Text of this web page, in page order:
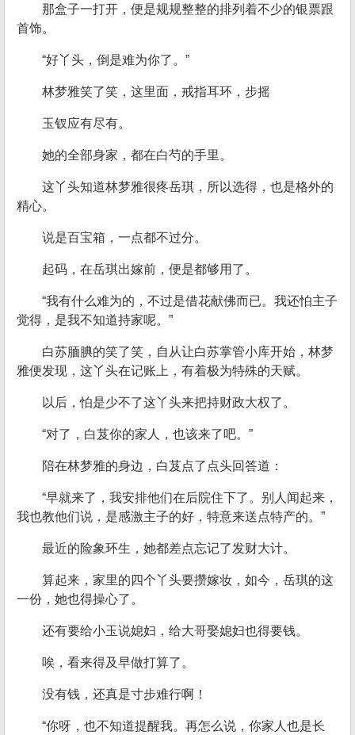
那盒子一打开，便是规规整整的排列着不少的银票跟
首饰。
“好丫头，倒是难为你了。”
林梦雅笑了笑，这里面，戒指耳环，步摇
玉钗应有尽有。
她的全部身家，都在白芍的手里。
这丫头知道林梦雅很疼岳琪，所以选得，也是格外的
精心。
说是百宝箱，一点都不过分。
起码，在岳琪出嫁前，便是都够用了。
“我有什么难为的，不过是借花献佛而已。我还怕主子
觉得，是我不知道持家呢。”
白苏腼腆的笑了笑，自从让白苏掌管小库开始，林梦
雅便发现，这丫头在记账上，有着极为特殊的天赋。
以后，怕是少不了这丫头来把持财政大权了。
“对了，白芨你的家人，也该来了吧。”
陪在林梦雅的身边，白芨点了点头回答道：
“早就来了，我安排他们在后院住下了。别人闻起来，
我也教他们说，是感激主子的好，特意来送点特产的。”
最近的险象环生，她都差点忘记了发财大计。
算起来，家里的四个丫头要攒嫁妆，如今，岳琪的这
一份，她也得操心了。
还有要给小玉说媳妇，给大哥娶媳妇也得要钱。
唉，看来得及早做打算了。
没有钱，还真是寸步难行啊！
“你呀，也不知道提醒我。再怎么说，你家人也是长